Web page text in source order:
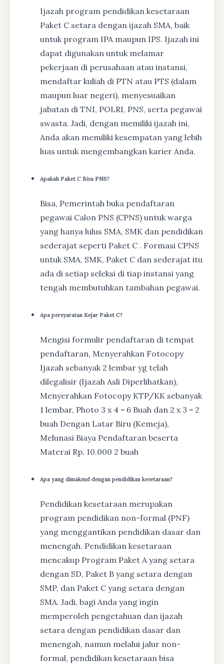
Ijazah program pendidikan kesetaraan
Paket C setara dengan ijazah SMA, baik
untuk program IPA maupun IPS. Ijazah ini
dapat digunakan untuk melamar
pekerjaan di perusahaan atau instansi,
mendaftar kuliah di PTN atau PTS (dalam
maupun luar negeri), menyesuaikan
jabatan di TNI, POLRI, PNS, serta pegawai
swasta. Jadi, dengan memiliki ijazah ini,
Anda akan memiliki kesempatan yang lebih
luas untuk mengembangkan karier Anda.
Apakah Paket C Bisa PNS?
Bisa, Pemerintah buka pendaftaran
pegawai Calon PNS (CPNS) untuk warga
yang hanya lulus SMA, SMK dan pendidikan
sederajat seperti Paket C . Formasi CPNS
untuk SMA, SMK, Paket C dan sederajat itu
ada di setiap seleksi di tiap instansi yang
tengah membutuhkan tambahan pegawai.
Apa persyaratan Kejar Paket C?
Mengisi formulir pendaftaran di tempat
pendaftaran, Menyerahkan Fotocopy
Ijazah sebanyak 2 lembar yg telah
dilegalisir (Ijazah Asli Diperlihatkan),
Menyerahkan Fotocopy KTP/KK sebanyak
1 lembar, Photo 3 x 4 = 6 Buah dan 2 x 3 = 2
buah Dengan Latar Biru (Kemeja),
Melunasi Biaya Pendaftaran beserta
Materai Rp. 10.000 2 buah
Apa yang dimaksud dengan pendidikan kesetaraan?
Pendidikan kesetaraan merupakan
program pendidikan non-formal (PNF)
yang menggantikan pendidikan dasar dan
menengah. Pendidikan kesetaraan
mencakup Program Paket A yang setara
dengan SD, Paket B yang setara dengan
SMP, dan Paket C yang setara dengan
SMA. Jadi, bagi Anda yang ingin
memperoleh pengetahuan dan ijazah
setara dengan pendidikan dasar dan
menengah, namun melalui jalur non-
formal, pendidikan kesetaraan bisa